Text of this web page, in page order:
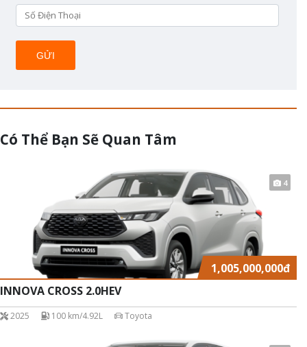
GỬI
Có Thể Bạn Sẽ Quan Tâm
4
1,005,000,000đ
INNOVA CROSS 2.0HEV
2025 100 km/4.92L Toyota